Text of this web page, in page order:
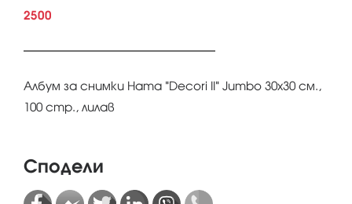
2500
Албум за снимки Hama "Decori II" Jumbo 30х30 см.,
100 стр., лилав
Сподели